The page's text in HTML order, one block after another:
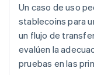
Un caso de uso
stablecoins para
un flujo de
evalúen la
pruebas en las